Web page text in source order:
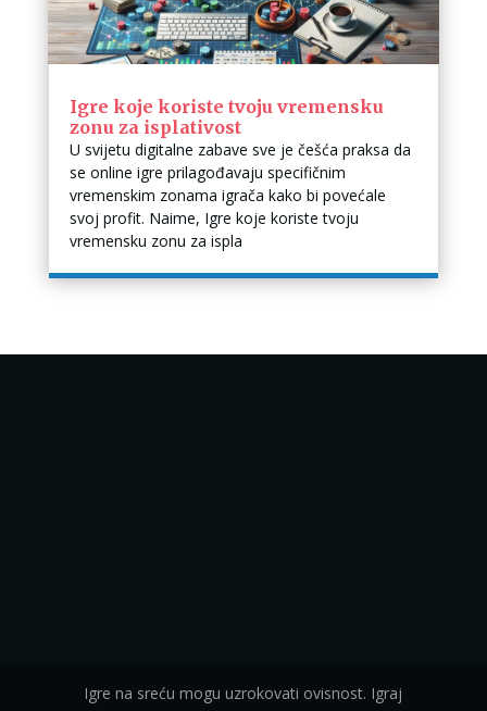
Igre koje koriste tvoju vremensku
zonu za isplativost
U svijetu digitalne zabave sve je češća praksa da
se online igre prilagođavaju specifičnim
vremenskim zonama igrača kako bi povećale
svoj profit. Naime, Igre koje koriste tvoju
vremensku zonu za ispla
Igre na sreću mogu uzrokovati ovisnost. Igraj